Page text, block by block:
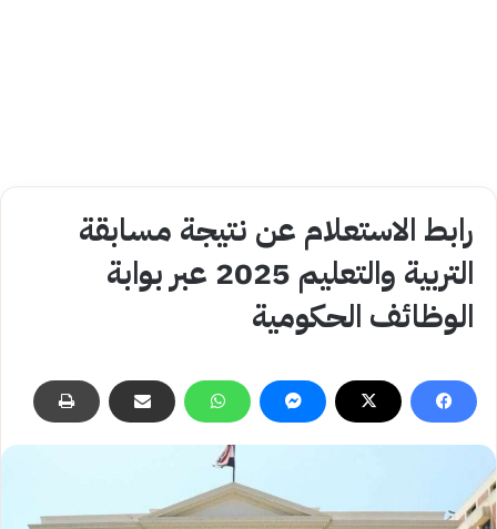
رابط الاستعلام عن نتيجة مسابقة
التربية والتعليم 2025 عبر بوابة
الوظائف الحكومية